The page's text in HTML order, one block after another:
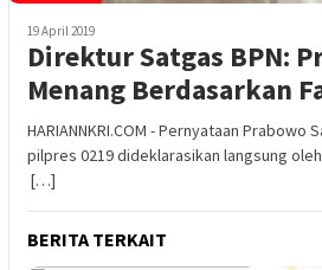
19 April 2019
Direktur Satgas BPN:
Menang Berdasarkan
HARIANNKRI.COM - Pernyataan Prabowo
pilpres 0219 dideklarasikan langsung
[…]
BERITA TERKAIT